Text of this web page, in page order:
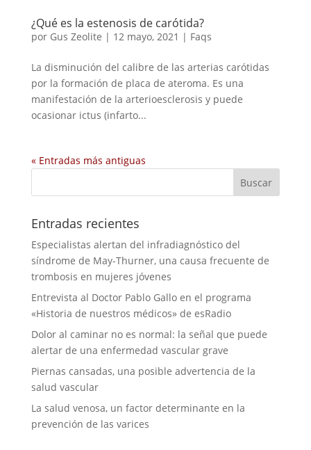
¿Qué es la estenosis de carótida?
por Gus Zeolite | 12 mayo, 2021 | Faqs
La disminución del calibre de las arterias carótidas
por la formación de placa de ateroma. Es una
manifestación de la arterioesclerosis y puede
ocasionar ictus (infarto...
« Entradas más antiguas
Entradas recientes
Especialistas alertan del infradiagnóstico del
síndrome de May-Thurner, una causa frecuente de
trombosis en mujeres jóvenes
Entrevista al Doctor Pablo Gallo en el programa
«Historia de nuestros médicos» de esRadio
Dolor al caminar no es normal: la señal que puede
alertar de una enfermedad vascular grave
Piernas cansadas, una posible advertencia de la
salud vascular
La salud venosa, un factor determinante en la
prevención de las varices